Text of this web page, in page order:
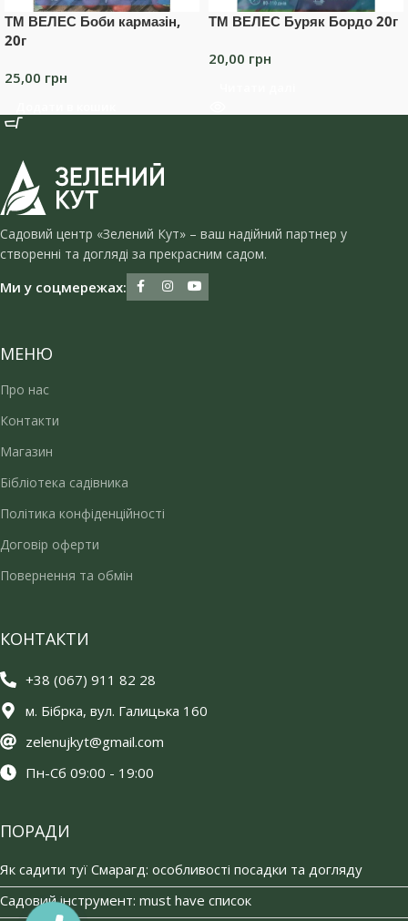
ТМ ВЕЛЕС Боби кармазін,
20г
25,00 грн
ТМ ВЕЛЕС Буряк Бордо 20г
20,00 грн
Садовий центр «Зелений Кут» – ваш надійний партнер у
створенні та догляді за прекрасним садом.
Ми у соцмережах:
МЕНЮ
Про нас
Контакти
Магазин
Бібліотека садівника
Політика конфіденційності
Договір оферти
Повернення та обмін
КОНТАКТИ
+38 (067) 911 82 28
м. Бібрка, вул. Галицька 160
zelenujkyt@gmail.com
Пн-Сб 09:00 - 19:00
ПОРАДИ
Як садити туї Смарагд: особливості посадки та догляду
Садовий інструмент: must have список